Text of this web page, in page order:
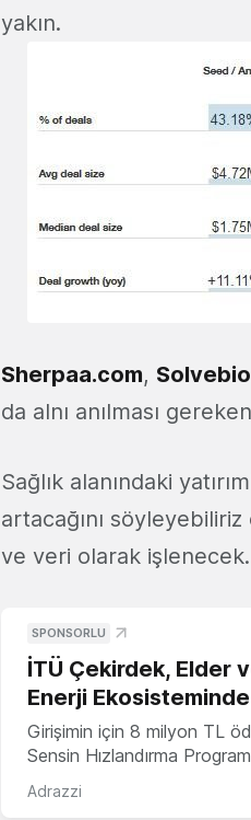
yakın.
Sherpaa.com,
da alnı anılması
Sağlık alanındaki
artacağını
ve veri olarak işlenecek.
SPONSORLU
İTÜ Çekirdek, Elder
Enerji
Girişimin için 8 milyon TL
Sensin Hızlandırma
Adrazzi